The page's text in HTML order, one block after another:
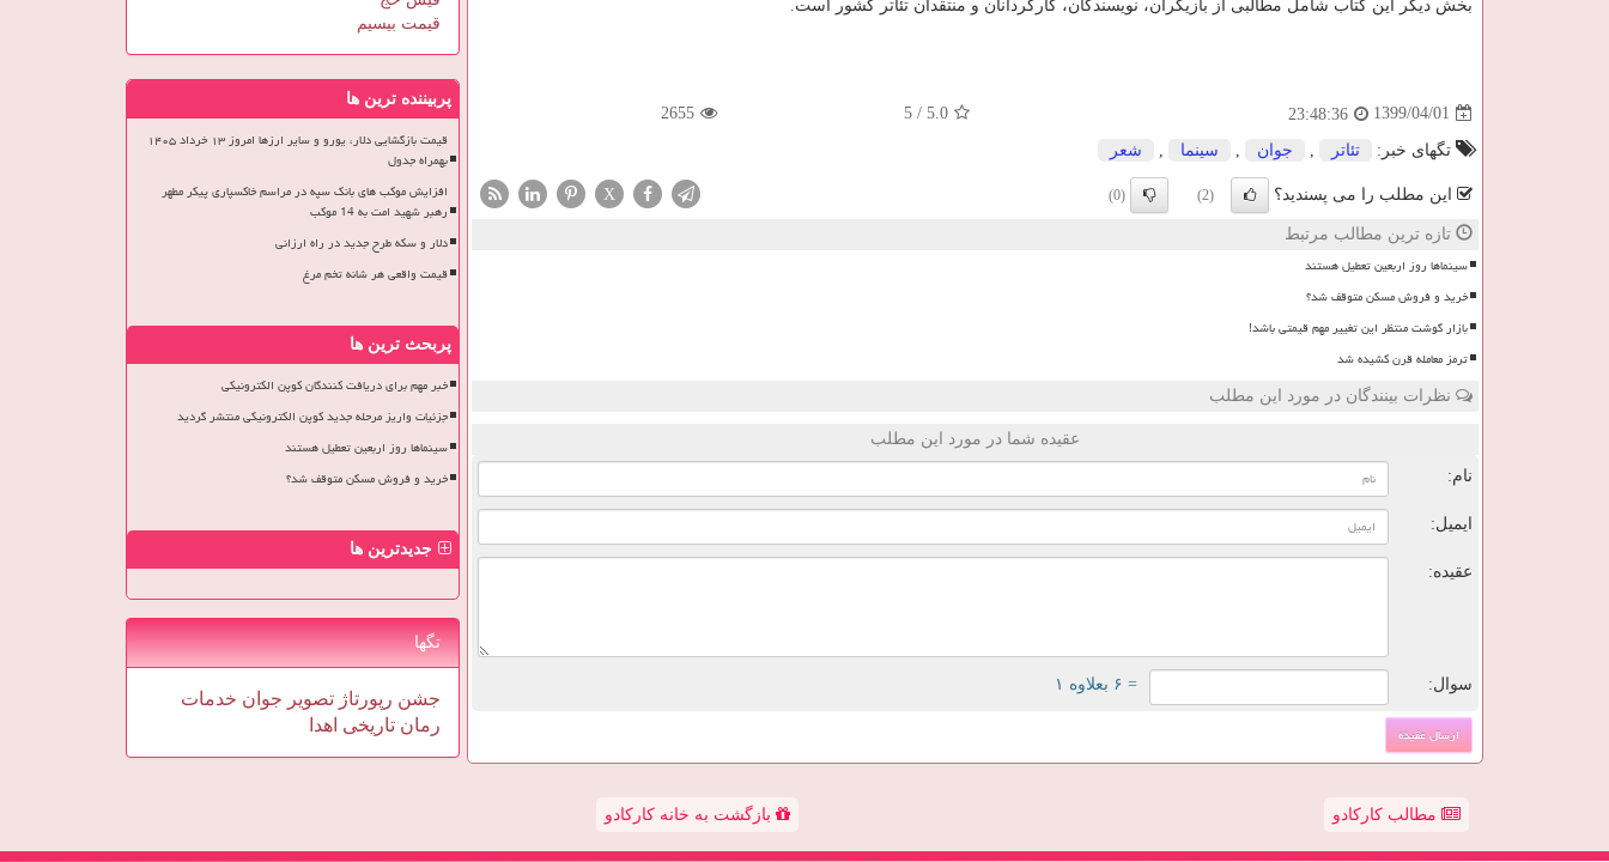
بخش دیگر این کتاب شامل مطالبی از بازیگران، نویسندگان، کارگردانان و منتقدان تئاتر کشور است.
1399/04/01
23:48:36
5.0
/
5
2655
تگهای خبر: تئاتر جوان سینما شعر
این مطلب را می پسندید؟ (2)
(0)
X
تازه ترین مطالب مرتبط
سینماها روز اربعین تعطیل هستند
خرید و فروش مسکن متوقف شد؟
بازار گوشت منتظر این تغییر مهم قیمتی باشد!
ترمز معامله قرن کشیده شد
نظرات بینندگان در مورد این مطلب
عقیده شما در مورد این مطلب
نام:
ایمیل:
عقیده:
سوال: = ۶ بعلاوه ۱
قیمت بیسیم
پربیننده ترین ها
قیمت بازگشایی دلار، یورو و سایر ارزها امروز ۱۳ خرداد ۱۴۰۵
بهمراه جدول
افزایش موکب های بانک سپه در مراسم خاکسپاری پیکر مطهر
رهبر شهید امت به 14 موکب
دلار و سکه طرح جدید در راه ارزانی
قیمت واقعی هر شانه تخم مرغ
پربحث ترین ها
خبر مهم برای دریافت کنندگان کوپن الکترونیکی
جزئیات واریز مرحله جدید کوپن الکترونیکی منتشر گردید
سینماها روز اربعین تعطیل هستند
خرید و فروش مسکن متوقف شد؟
جدیدترین ها
تگها
جشن رپورتاژ تصویر جوان خدمات
رمان تاریخی اهدا
مطالب کارکادو بازگشت به خانه کارکادو